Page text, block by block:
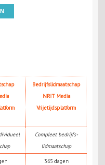
Bedrijfslidmaatschap
NRIT Media
Vrijetijdsplatform
Compleet bedrijfs-
lidmaatschap
365 dagen